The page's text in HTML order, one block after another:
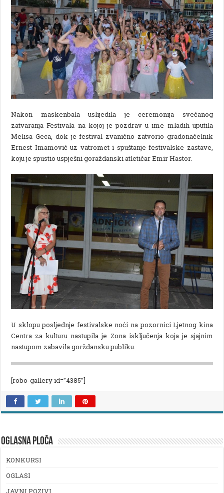
Nakon maskenbala uslijedila je ceremonija svečanog
zatvaranja Festivala na kojoj je pozdrav u ime mladih uputila
Melisa Geca, dok je festival zvanično zatvorio gradonačelnik
Ernest Imamović uz vatromet i spuštanje festivalske zastave,
koju je spustio uspješni goraždanski atletičar Emir Hastor.
U sklopu posljednje festivalske noći na pozornici Ljetnog kina
Centra za kulturu nastupila je Zona isključenja koja je sjajnim
nastupom zabavila gorždansku publiku.
[robo-gallery id=”4385”]
OGLASNA PLOČA
KONKURSI
OGLASI
JAVNI POZIVI